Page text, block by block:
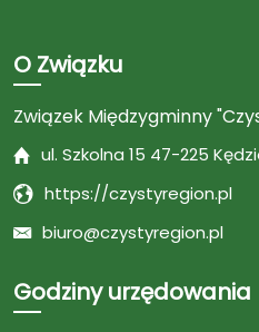
O Związku
Związek Międzygminny
ul. Szkolna 15 47-225
https://czystyregion.pl
biuro@czystyregion.pl
Godziny urzędowania